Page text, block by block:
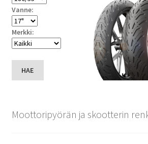
Vanne:
Merkki:
HAE
Moottoripyörän ja skootterin